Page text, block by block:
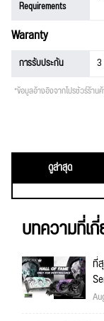
Requirements
Waranty
การรับประกัน
*ข้อมูลอ้างอิงจากโปรชัวร์ร้า
ดูล่าสุด
บทความที่เ
ที่